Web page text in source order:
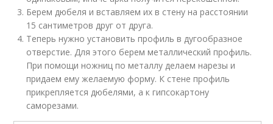
Берем дюбеля и вставляем их в стену на расстоянии
15 сантиметров друг от друга.
Теперь нужно установить профиль в дугообразное
отверстие. Для этого берем металлический профиль.
При помощи ножниц по металлу делаем нарезы и
придаем ему желаемую форму. К стене профиль
прикрепляется дюбелями, а к гипсокартону
саморезами.